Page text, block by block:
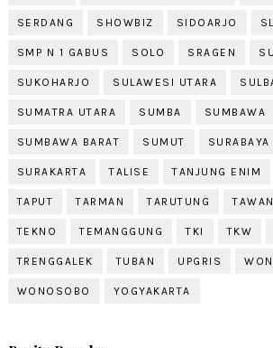
SERDANG SHOWBIZ SIDOARJO
SMP N 1 GABUS SOLO SRAGEN
SUKOHARJO SULAWESI UTARA
SUMATRA UTARA SUMBA SUMBAWA
SUMBAWA BARAT SUMUT SURABAYA
SURAKARTA TALISE TANJUNG ENIM
TAPUT TARMAN TARUTUNG
TEKNO TEMANGGUNG TKI TKW
TRENGGALEK TUBAN UPGRIS
WONOSOBO YOGYAKARTA